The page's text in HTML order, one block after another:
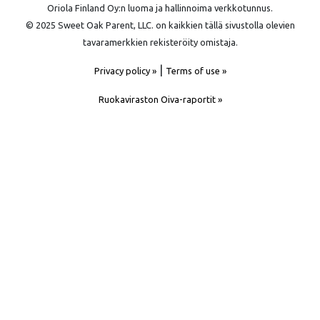
Oriola Finland Oy:n luoma ja hallinnoima verkkotunnus.
© 2025 Sweet Oak Parent, LLC. on kaikkien tällä sivustolla olevien
tavaramerkkien rekisteröity omistaja.
Privacy policy »| Terms of use »
Ruokaviraston Oiva-raportit »